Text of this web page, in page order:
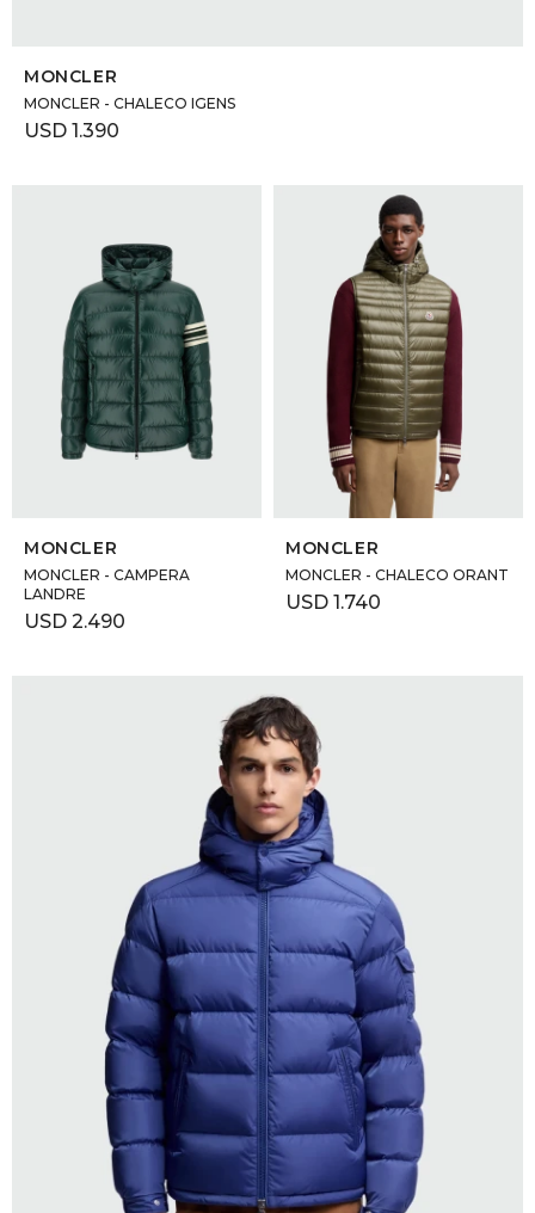
MONCLER
MONCLER - CHALECO IGENS
USD 1.390
MONCLER
MONCLER - CAMPERA
LANDRE
USD 2.490
SELECCIONAR TALLE
MONCLER
MONCLER - CHALECO ORANT
USD 1.740